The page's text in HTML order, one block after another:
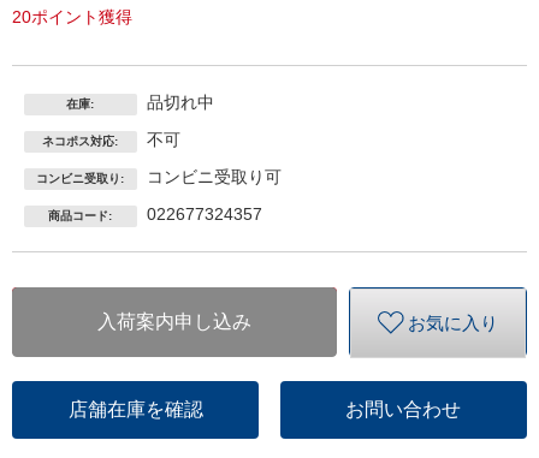
20ポイント獲得
在庫: 品切れ中
ネコポス対応: 不可
コンビニ受取り: コンビニ受取り可
商品コード: 022677324357
入荷案内申し込み お気に入り
店舗在庫を確認 お問い合わせ